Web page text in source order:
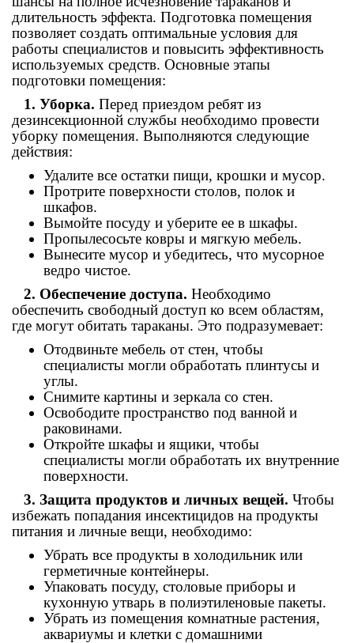
длительность эффекта. Подготовка помещения
позволяет создать оптимальные условия для
работы специалистов и повысить эффективность
используемых средств. Основные этапы
подготовки помещения:
1. Уборка. Перед приездом ребят из
дезинсекционной службы необходимо провести
уборку помещения. Выполняются следующие
действия:
Удалите все остатки пищи, крошки и мусор.
Протрите поверхности столов, полок и
шкафов.
Вымойте посуду и уберите ее в шкафы.
Пропылесосьте ковры и мягкую мебель.
Вынесите мусор и убедитесь, что мусорное
ведро чистое.
2. Обеспечение доступа. Необходимо
обеспечить свободный доступ ко всем областям,
где могут обитать тараканы. Это подразумевает:
Отодвиньте мебель от стен, чтобы
специалисты могли обработать плинтусы и
углы.
Снимите картины и зеркала со стен.
Освободите пространство под ванной и
раковинами.
Откройте шкафы и ящики, чтобы
специалисты могли обработать их внутренние
поверхности.
3. Защита продуктов и личных вещей. Чтобы
избежать попадания инсектицидов на продукты
питания и личные вещи, необходимо:
Убрать все продукты в холодильник или
герметичные контейнеры.
Упаковать посуду, столовые приборы и
кухонную утварь в полиэтиленовые пакеты.
Убрать из помещения комнатные растения,
аквариумы и клетки с домашними